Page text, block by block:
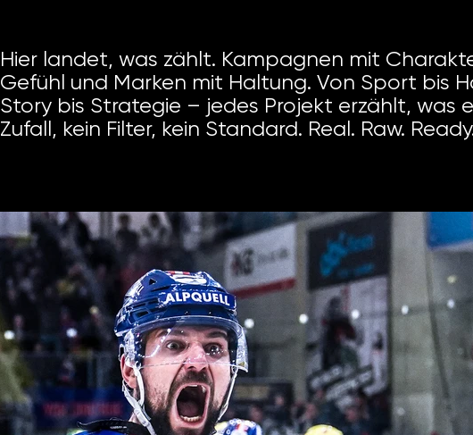
Hier landet, was zählt. Kampagnen mit
Gefühl und Marken mit Haltung. Von Sport bis
Story bis Strategie – jedes Projekt erzählt, was
Zufall, kein Filter, kein Standard. Real. Raw.